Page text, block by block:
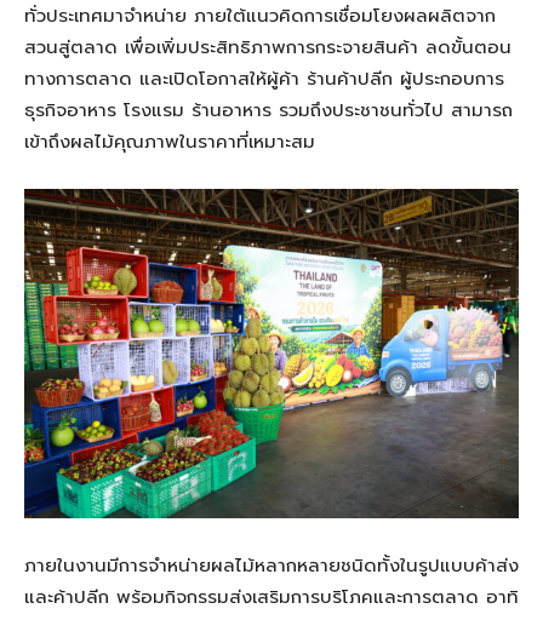
ทั่วประเทศมาจำหน่าย ภายใต้แนวคิดการเชื่อมโยงผลผลิตจาก
สวนสู่ตลาด เพื่อเพิ่มประสิทธิภาพการกระจายสินค้า ลดขั้นตอน
ทางการตลาด และเปิดโอกาสให้ผู้ค้า ร้านค้าปลีก ผู้ประกอบการ
ธุรกิจอาหาร โรงแรม ร้านอาหาร รวมถึงประชาชนทั่วไป สามารถ
เข้าถึงผลไม้คุณภาพในราคาที่เหมาะสม
ภายในงานมีการจำหน่ายผลไม้หลากหลายชนิดทั้งในรูปแบบค้าส่ง
และค้าปลีก พร้อมกิจกรรมส่งเสริมการบริโภคและการตลาด อาทิ